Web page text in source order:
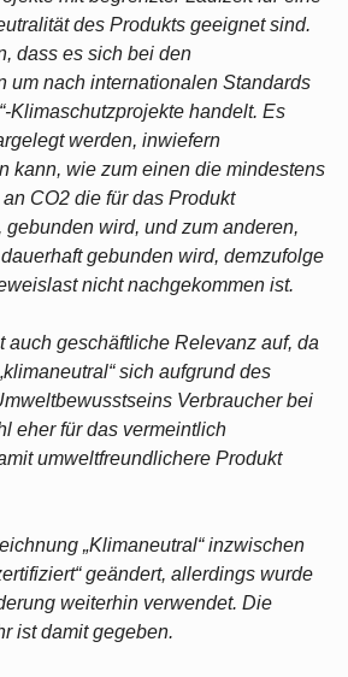
des Produkts geeignet sind.
dass es sich bei den
um nach internationalen Standards
Klimaschutzprojekte handelt. Es
werden, inwiefern
kann, wie zum einen die mindestens
CO2 die für das Produkt
wird, und zum anderen,
gebunden wird, demzufolge
nicht nachgekommen ist.
auch geschäftliche Relevanz auf, da
sich aufgrund des
Verbraucher bei
eher für das vermeintlich
umweltfreundlichere Produkt
„Klimaneutral“ inzwischen
geändert, allerdings wurde
weiterhin verwendet. Die
ist damit gegeben.